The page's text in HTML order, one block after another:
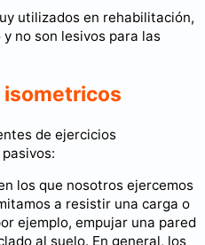
utilizados en rehabilitación,
no son lesivos para las
isometricos
de ejercicios
los que nosotros ejercemos
a resistir una carga o
ejemplo, empujar una pared
al suelo. En general, los